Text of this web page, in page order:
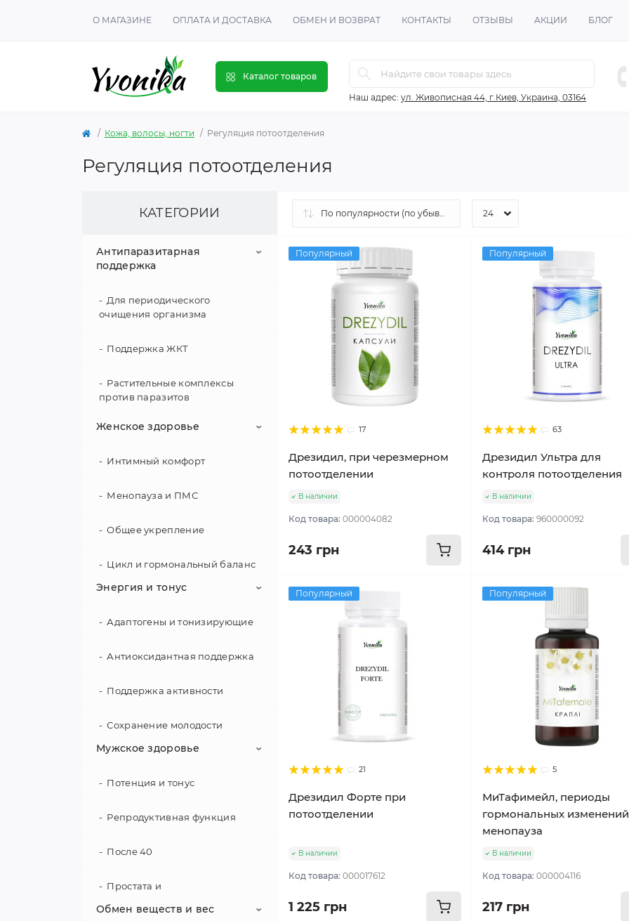
О МАГАЗИНЕ ОПЛАТА И ДОСТАВКА ОБМЕН И ВОЗВРАТ КОНТАКТЫ ОТЗЫВЫ АКЦИИ БЛОГ
Каталог товаров
Наш адрес: ул. Живописная 44, г.Киев, Украина, 03164
Кожа, волосы, ногти Регуляция потоотделения
Регуляция потоотделения
КАТЕГОРИИ
Антипаразитарная
поддержка
Для периодического
очищения организма
Поддержка ЖКТ
Растительные комплексы
против паразитов
Женское здоровье
Интимный комфорт
Менопауза и ПМС
Общее укрепление
Цикл и гормональный баланс
Энергия и тонус
Адаптогены и тонизирующие
Антиоксидантная поддержка
Поддержка активности
Сохранение молодости
Мужское здоровье
Потенция и тонус
Репродуктивная функция
После 40
Простата и
Обмен веществ и вес
Популярный
17
Дрезидил, при черезмерном
потоотделении
В наличии
Код товара: 000004082
243 грн
Популярный
63
Дрезидил Ультра для
контроля потоотделения
В наличии
Код товара:960000092
414 грн
Популярный
21
Дрезидил Форте при
потоотделении
В наличии
Код товара: 000017612
1 225 грн
Популярный
5
МиТафимейл, периоды
гормональных
менопауза
В наличии
Код товара:000004116
217 грн